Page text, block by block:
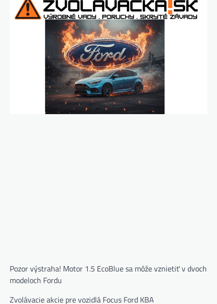
Pozor výstraha! Motor 1.5 EcoBlue sa môže vznietiť v dvoch
modeloch Fordu
Zvolávacie akcie pre vozidlá Focus Ford KBA